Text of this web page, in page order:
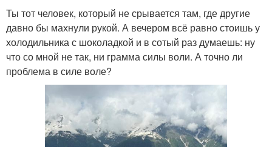
Ты тот человек, который не срывается там, где другие
давно бы махнули рукой. А вечером всё равно стоишь у
холодильника с шоколадкой и в сотый раз думаешь: ну
что со мной не так, ни грамма силы воли. А точно ли
проблема в силе воле?